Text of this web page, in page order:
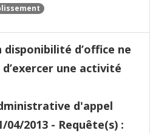
disponibilité d’office ne
une activité
d'appel
04/2013 - Requête(s) :